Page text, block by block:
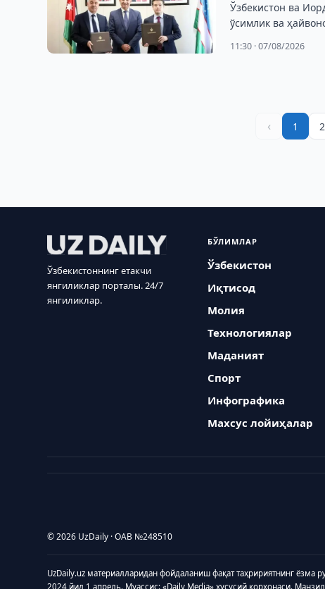
Ўзбекистон ва
ўсимлик ва
11:30 · 07/08/2026
‹ 1 2
Ўзбекистоннинг етакчи
янгиликлар порталы. 24/7
янгиликлар.
БЎЛИМЛАР
Ўзбекистон
Иқтисод
Молия
Технологиялар
Маданият
Спорт
Инфографика
Махсус лойиҳалар
© 2026 UzDaily · ОАВ №248510
UzDaily.uz материалларидан фойдаланиш фақат таҳририятнинг ёзма
2024 йил 1 апрель. Муассис: «Daily Media» хусусий корхонаси.